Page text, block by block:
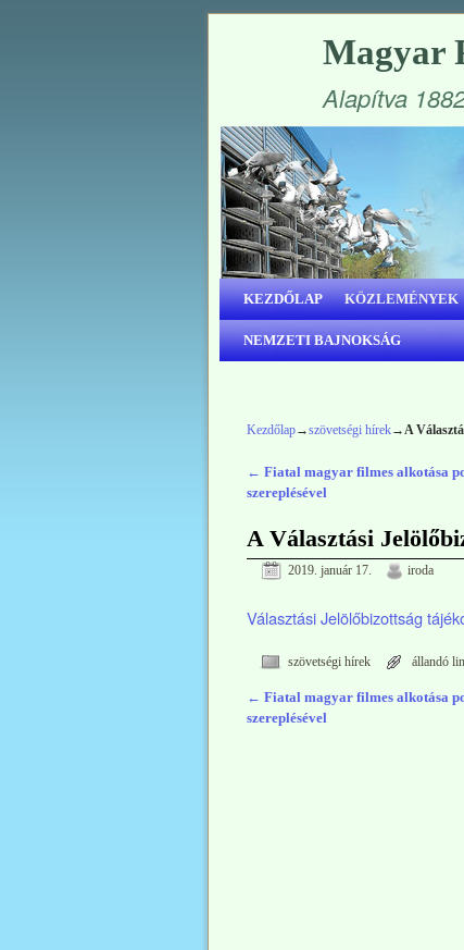
Magyar
Alapítva
Ugrás a főtartalomra
Ugrás a másodlagos tartalomra
KEZDŐLAP KÖZLEMÉNYEK
NEMZETI BAJNOKSÁG
Kezdőlap→szövetségi hírek→A
Bejegyzés navigáció
← Fiatal magyar filmes alkotása
szereplésével
A Választási
2019. január 17. iroda
Választási Jelölőbizottság
szövetségi hírek állandó
Bejegyzés navigáció
← Fiatal magyar filmes alkotása
szereplésével